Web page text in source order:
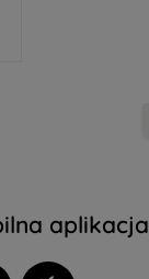
aplikacja